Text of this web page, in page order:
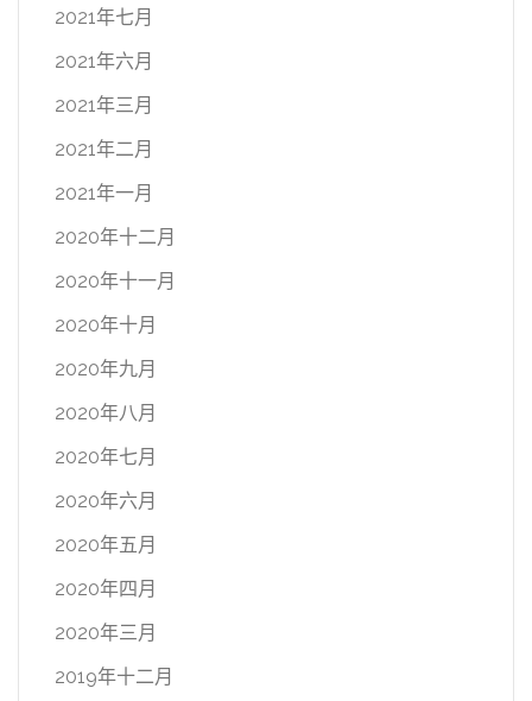
2021年七月
2021年六月
2021年三月
2021年二月
2021年一月
2020年十二月
2020年十一月
2020年十月
2020年九月
2020年八月
2020年七月
2020年六月
2020年五月
2020年四月
2020年三月
2019年十二月